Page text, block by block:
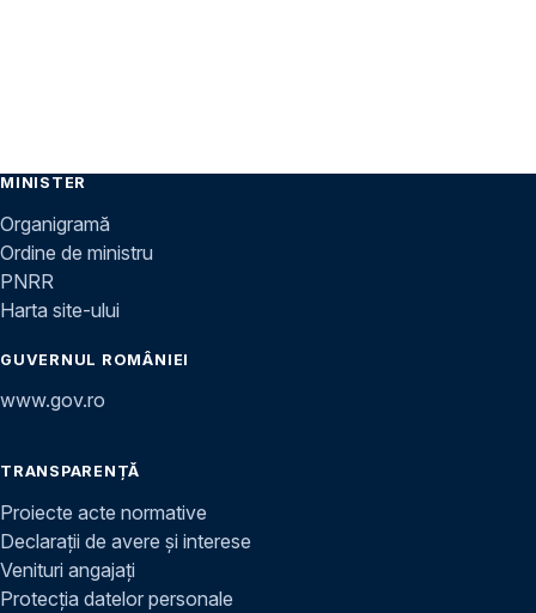
MINISTER
Organigramă
Ordine de ministru
PNRR
Harta site-ului
GUVERNUL ROMÂNIEI
www.gov.ro
TRANSPARENȚĂ
Proiecte acte normative
Declarații de avere și interese
Venituri angajați
Protecția datelor personale